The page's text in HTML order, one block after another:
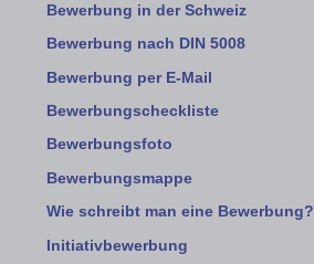
Bewerbung in der Schweiz
Bewerbung nach DIN 5008
Bewerbung per E-Mail
Bewerbungscheckliste
Bewerbungsfoto
Bewerbungsmappe
Wie schreibt man eine Bewerbung?
Initiativbewerbung